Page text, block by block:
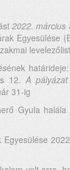
2022. március
Egyesülése
ének
12.A
31-ig
Gyula
Egyesülése